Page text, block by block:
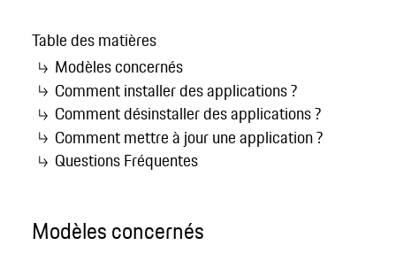
Table des matières
Modèles concernés
Comment installer des applications ?
Comment désinstaller des applications ?
Comment mettre à jour une application ?
Questions Fréquentes
Modèles concernés